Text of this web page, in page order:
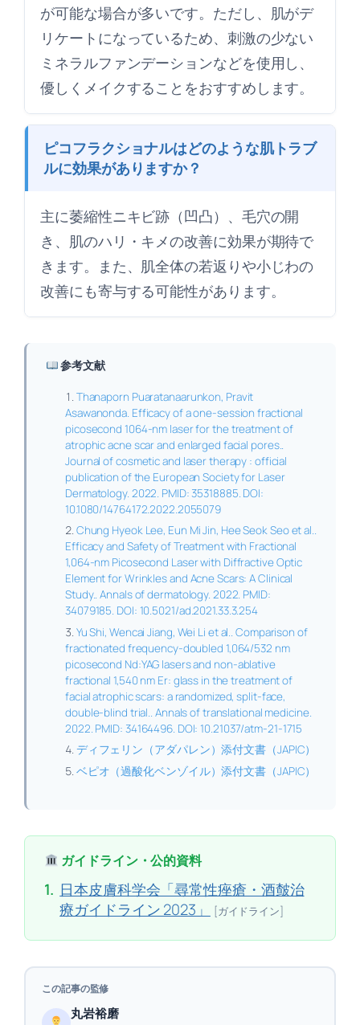
が可能な場合が多いです。ただし、肌がデ
リケートになっているため、刺激の少ない
ミネラルファンデーションなどを使用し、
優しくメイクすることをおすすめします。
ピコフラクショナルはどのような肌トラブ
ルに効果がありますか？
主に萎縮性ニキビ跡（凹凸）、毛穴の開
き、肌のハリ・キメの改善に効果が期待で
きます。また、肌全体の若返りや小じわの
改善にも寄与する可能性があります。
参考文献
Thanaporn Puaratanaarunkon, Pravit
Asawanonda. Efficacy of a one-session fractional
picosecond 1064-nm laser for the treatment of
atrophic acne scar and enlarged facial pores..
Journal of cosmetic and laser therapy : official
publication of the European Society for Laser
Dermatology. 2022. PMID: 35318885. DOI:
10.1080/14764172.2022.2055079
Chung Hyeok Lee, Eun Mi Jin, Hee Seok Seo et al..
Efficacy and Safety of Treatment with Fractional
1,064-nm Picosecond Laser with Diffractive Optic
Element for Wrinkles and Acne Scars: A Clinical
Study.. Annals of dermatology. 2022. PMID:
34079185. DOI: 10.5021/ad.2021.33.3.254
Yu Shi, Wencai Jiang, Wei Li et al.. Comparison of
fractionated frequency-doubled 1,064/532 nm
picosecond Nd:YAG lasers and non-ablative
fractional 1,540 nm Er: glass in the treatment of
facial atrophic scars: a randomized, split-face,
double-blind trial.. Annals of translational medicine.
2022. PMID: 34164496. DOI: 10.21037/atm-21-1715
ディフェリン（アダパレン）添付文書（JAPIC）
ベピオ（過酸化ベンゾイル）添付文書（JAPIC）
ガイドライン・公的資料
1. 日本皮膚科学会「尋常性痤瘡・酒皶治
療ガイドライン 2023」
[ガイドライン]
この記事の監修
丸岩裕磨